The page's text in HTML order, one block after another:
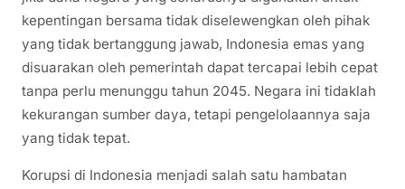
kepentingan bersama tidak diselewengkan oleh pihak
yang tidak bertanggung jawab, Indonesia emas yang
disuarakan oleh pemerintah dapat tercapai lebih cepat
tanpa perlu menunggu tahun 2045. Negara ini tidaklah
kekurangan sumber daya, tetapi pengelolaannya saja
yang tidak tepat.
Korupsi di Indonesia menjadi salah satu hambatan